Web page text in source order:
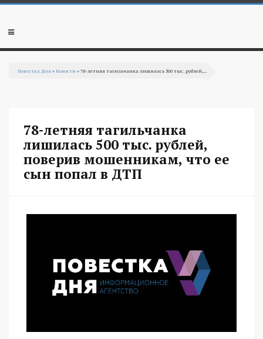
Перейти к основному содержанию
Мобильное
Повестка Дня »Новости » 78-летняя тагильчанка лишилась 500 тыс. рублей,...
78-летняя тагильчанка
лишилась 500 тыс. рублей,
поверив мошенникам, что ее
сын попал в ДТП